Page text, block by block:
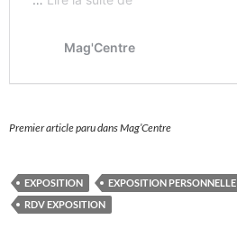
Premier article paru dans Mag’Centre
EXPOSITION EXPOSITION PERSONNELLE
RDV EXPOSITION